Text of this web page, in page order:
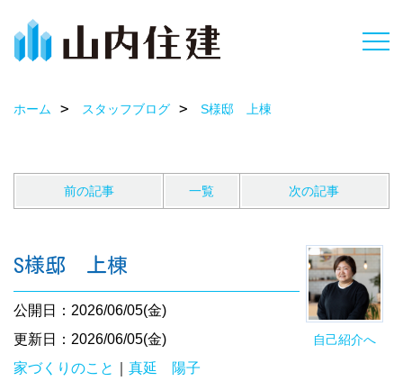
ホーム スタッフブログ S様邸 上棟
前の記事 一覧 次の記事
自己紹介へ
S様邸 上棟
公開日：2026/06/05(金)
更新日：2026/06/05(金)
家づくりのこと
真延 陽子